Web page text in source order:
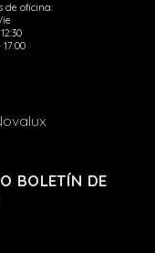
de oficina:
17:00
BOLETÍN DE